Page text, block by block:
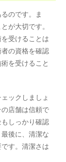
のです。ま
が大切です。
受けることは
の資格を確認
を受けること
ックしましょ
店舗は信頼で
しっかり確認
後に、清潔な
す。清潔さは